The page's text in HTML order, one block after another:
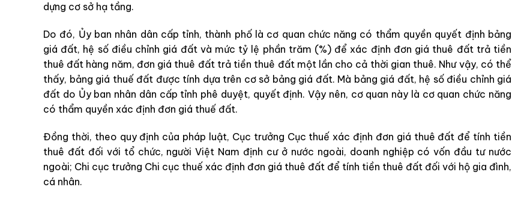
dựng cơ sở hạ tầng.
Do đó, Ủy ban nhân dân cấp tỉnh, thành phố là cơ quan chức năng có thẩm quyền quyết định bảng
giá đất, hệ số điều chỉnh giá đất và mức tỷ lệ phần trăm (%) để xác định đơn giá thuê đất trả tiền
thuê đất hàng năm, đơn giá thuê đất trả tiền thuê đất một lần cho cả thời gian thuê. Như vậy, có thể
thấy, bảng giá thuế đất được tính dựa trên cơ sở bảng giá đất. Mà bảng giá đất, hệ số điều chỉnh giá
đất do Ủy ban nhân dân cấp tỉnh phê duyệt, quyết định. Vậy nên, cơ quan này là cơ quan chức năng
có thẩm quyền xác định đơn giá thuế đất.
Đồng thời, theo quy định của pháp luật, Cục trưởng Cục thuế xác định đơn giá thuê đất để tính tiền
thuê đất đối với tổ chức, người Việt Nam định cư ở nước ngoài, doanh nghiệp có vốn đầu tư nước
ngoài; Chi cục trưởng Chi cục thuế xác định đơn giá thuê đất để tính tiền thuê đất đối với hộ gia đình,
cá nhân.